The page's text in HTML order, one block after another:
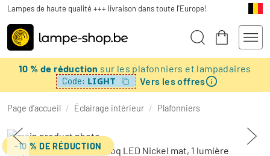
Lampes de haute qualité +++ livraison dans toute l'Europe!
10 % de réduction sur les plafonniers et lampadaires
Code: LIGHT Vers les offres
Page d’accueil / Éclairage intérieur / Plafonniers
-10 % DE RÉDUCTION